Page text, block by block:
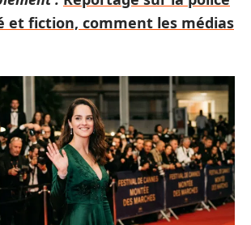
et fiction, comment les médias